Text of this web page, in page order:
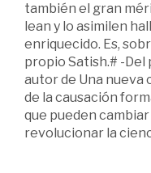
también el gran
lean y lo asimilen
enriquecido. Es,
propio Satish.# -
autor de Una nueva
de la causación
que pueden
revolucionar la